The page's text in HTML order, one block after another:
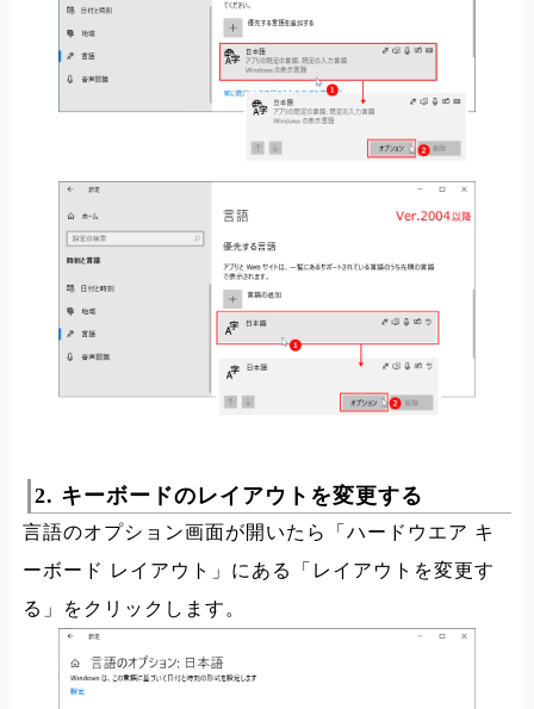
2. キーボードのレイアウトを変更する
言語のオプション画面が開いたら「ハードウエア キ
ーボード レイアウト」にある「レイアウトを変更す
る」をクリックします。